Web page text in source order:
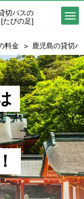
切バスの
[たびの足]
料金 鹿児島の貸切バ